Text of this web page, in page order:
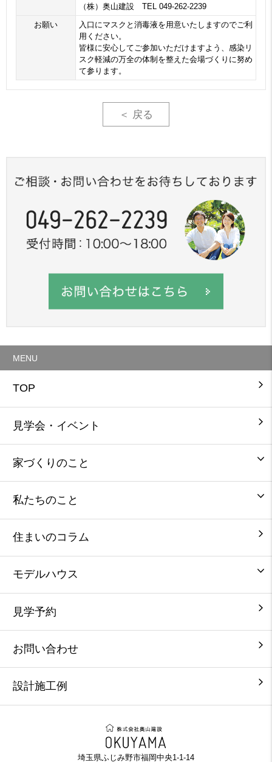
（株）奥山建設 TEL 049-262-2239
お願い
入口にマスクと消毒液を用意いたしますのでご利
用ください。
皆様に安心してご参加いただけますよう、感染リ
スク軽減の万全の体制を整えた会場づくりに努め
て参ります。
＜ 戻る
MENU
TOP
見学会・イベント
家づくりのこと
私たちのこと
住まいのコラム
モデルハウス
見学予約
お問い合わせ
設計施工例
埼玉県ふじみ野市福岡中央1-1-14